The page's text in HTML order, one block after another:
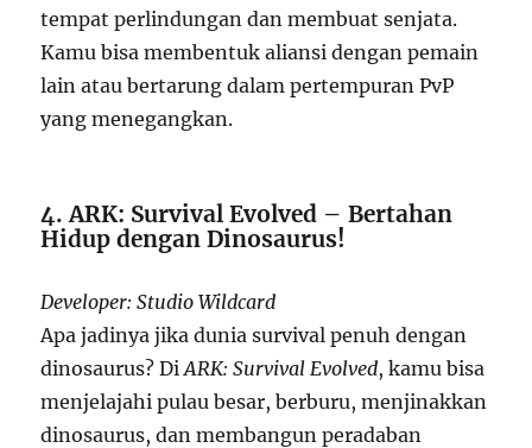
tempat perlindungan dan membuat senjata.
Kamu bisa membentuk aliansi dengan pemain
lain atau bertarung dalam pertempuran PvP
yang menegangkan.
4. ARK: Survival Evolved – Bertahan
Hidup dengan Dinosaurus!
Developer: Studio Wildcard
Apa jadinya jika dunia survival penuh dengan
dinosaurus? DiARK: Survival Evolved, kamu bisa
menjelajahi pulau besar, berburu, menjinakkan
dinosaurus, dan membangun peradaban